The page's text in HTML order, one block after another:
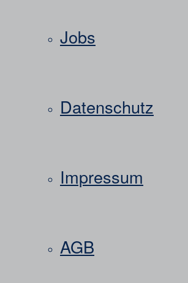
Jobs
Datenschutz
Impressum
AGB